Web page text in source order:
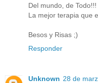
Del mundo, de Todo!!!
La mejor terapia que
Besos y Risas ;)
Responder
Unknown 28 de